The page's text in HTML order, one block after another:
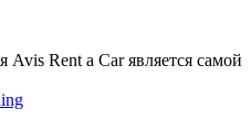
Rent a Car является самой